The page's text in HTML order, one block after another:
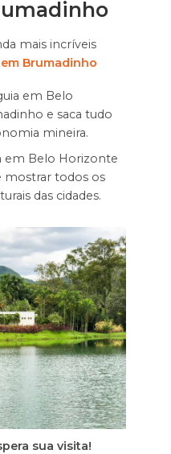
mais incríveis
Brumadinho
em Belo
e saca tudo
mineira.
em Belo Horizonte
mostrar todos os
das cidades.
sua visita!